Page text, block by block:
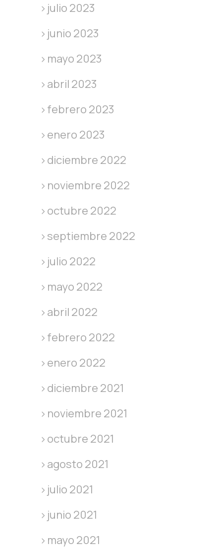
julio 2023
junio 2023
mayo 2023
abril 2023
febrero 2023
enero 2023
diciembre 2022
noviembre 2022
octubre 2022
septiembre 2022
julio 2022
mayo 2022
abril 2022
febrero 2022
enero 2022
diciembre 2021
noviembre 2021
octubre 2021
agosto 2021
julio 2021
junio 2021
mayo 2021